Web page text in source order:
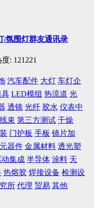
/氛围灯群友通讯录
: 121221
汽车配件 大灯 车灯企
具 LED模组 热流道 光
透镜 光纤 胶水 仪表中
束 第三方测试 干燥
门护板 手板 镜片加
元器件 金属材料 透光塑
动集成 半导体 涂料 天
热熔胶 焊接设备 检测设
所 代理 贸易 其他